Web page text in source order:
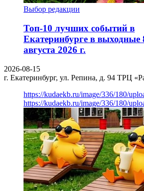
Выбор редакции
Топ-10 лучших событий в
Екатеринбурге в выходные
августа 2026 г.
2026-08-15
г. Екатеринбург, ул. Репина, д. 94 ТРЦ
https://kudaekb.ru/image/336/180/
https://kudaekb.ru/image/336/180/